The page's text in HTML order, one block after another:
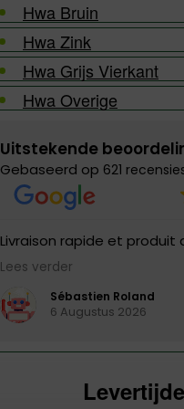
Hwa Bruin
Hwa Zink
Hwa Grijs Vierkant
Hwa Overige
Uitstekende
Gebaseerd op 621
Livraison rapide et produit
eu un défaut dans le tuyau
Je n'hésiterai pas à
Lees verder
Sébastien Roland
6 Augustus 2026